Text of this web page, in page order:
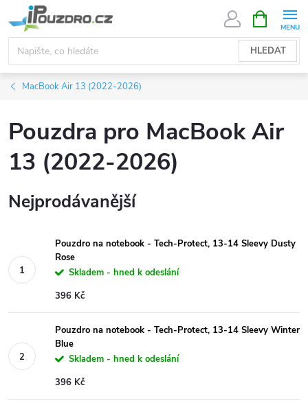
na
obsah
HLEDAT
NÁKUPNÍ
KOŠÍK
MacBook Air 13 (2022-2026)
Pouzdra pro MacBook Air
13 (2022-2026)
Nejprodávanější
Pouzdro na notebook - Tech-Protect, 13-14 Sleevy Dusty
Rose
Skladem - hned k odeslání
396 Kč
Pouzdro na notebook - Tech-Protect, 13-14 Sleevy Winter
Blue
Skladem - hned k odeslání
396 Kč